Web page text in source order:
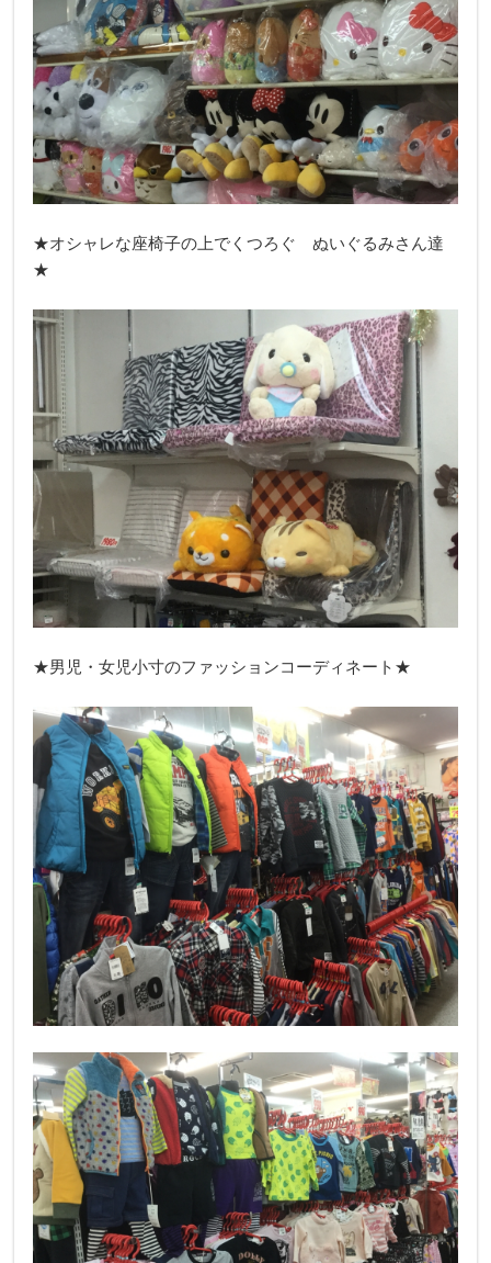
★オシャレな座椅子の上でくつろぐ ぬいぐるみさん達
★
★男児・女児小寸のファッションコーディネート★